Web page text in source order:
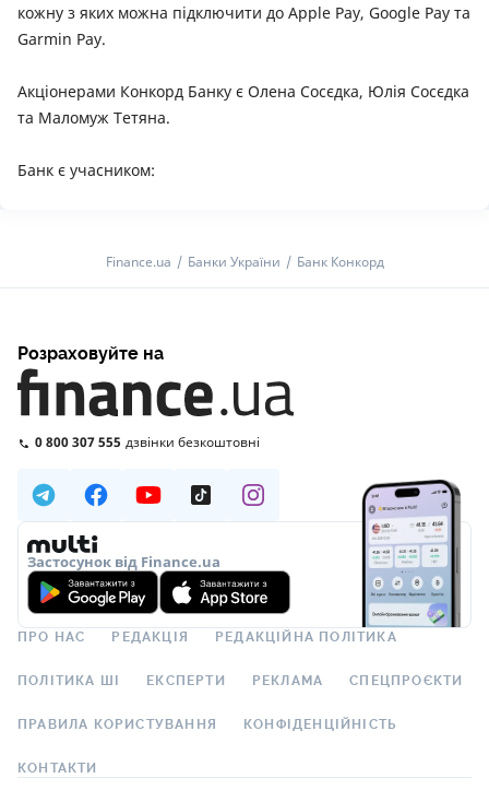
кожну з яких можна підключити до Apple Pay, Google Pay та
Garmin Pay.
Акціонерами Конкорд Банку є Олена Сосєдка, Юлія Сосєдка
та Маломуж Тетяна.
Банк є учасником:
Finance.ua Банки України Банк Конкорд
Розраховуйте на
0 800 307 555 дзвінки безкоштовні
Застосунок від Finance.ua
ПРО НАС РЕДАКЦІЯ РЕДАКЦІЙНА ПОЛІТИКА
ПОЛІТИКА ШІ ЕКСПЕРТИ РЕКЛАМА СПЕЦПРОЄКТИ
ПРАВИЛА КОРИСТУВАННЯ КОНФІДЕНЦІЙНІСТЬ
КОНТАКТИ